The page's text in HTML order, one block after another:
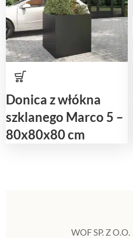
Donica z włókna
szklanego Marco 5 –
80x80x80 cm
WOF SP. Z O.O.